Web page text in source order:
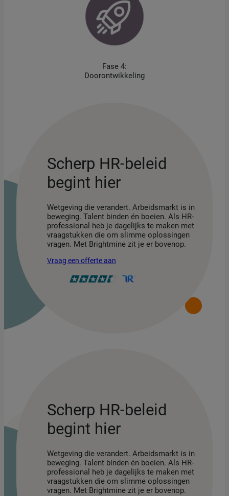
Fase 4:
Doorontwikkeling
Scherp HR-beleid
begint hier
Wetgeving die verandert. Arbeidsmarkt is in
beweging. Talent binden én boeien. Als HR-
professional heb je dagelijks te maken met
vraagstukken die om slimme oplossingen
vragen. Met Brightmine zit je er bovenop.
Vraag een offerte aan
Scherp HR-beleid
begint hier
Wetgeving die verandert. Arbeidsmarkt is in
beweging. Talent binden én boeien. Als HR-
professional heb je dagelijks te maken met
vraagstukken die om slimme oplossingen
vragen. Met Brightmine zit je er bovenop.